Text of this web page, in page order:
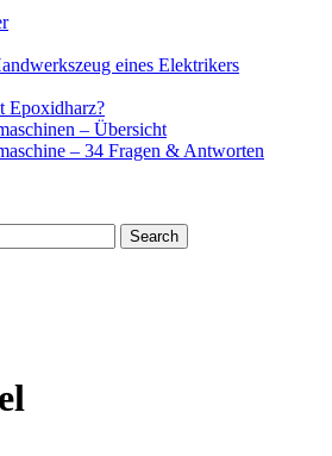
eines Elektrikers
Epoxidharz?
– Übersicht
– 34 Fragen & Antworten
Search